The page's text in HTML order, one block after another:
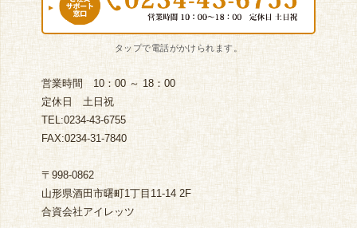
営業時間 10：00 ～ 18：00
定休日 土日祝
TEL:0234-43-6755
FAX:0234-31-7840
〒998-0862
山形県酒田市曙町1丁目11-14 2F
合資会社アイレッツ